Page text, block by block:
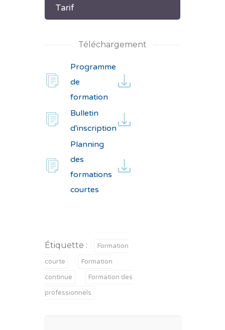
Tarif
Téléchargement
Programme
de
formation
Bulletin
d'inscription
Planning
des
formations
courtes
Étiquette :
Formation
courte
Formation
continue
Formation des
professionnels